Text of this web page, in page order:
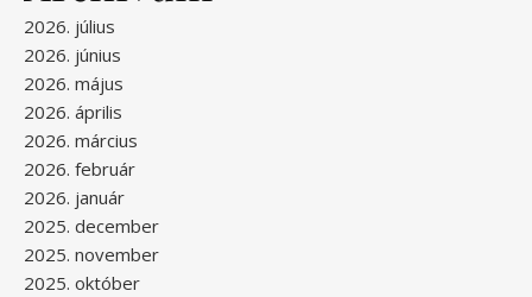
2026. július
2026. június
2026. május
2026. április
2026. március
2026. február
2026. január
2025. december
2025. november
2025. október